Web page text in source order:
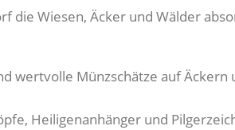
Wiesen, Äcker und Wälder
wertvolle Münzschätze auf
Heiligenanhänger und